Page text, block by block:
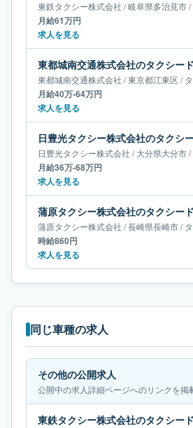
東鉄タクシー株式会社 /岐阜県多治見市/
月給61万円
求人を見る
東都城南交通株式会社 /東京都江東区 /
月給40万-64万円
求人を見る
日豊光タクシー株式会社 /大分県大分市/
月給36万-68万円
求人を見る
蒲原タクシー株式会社 /長崎県長崎市/
時給860円
求人を見る
同じ車種の求人
その他の公開求人
公開中の求人詳細ページへのリンクを掲